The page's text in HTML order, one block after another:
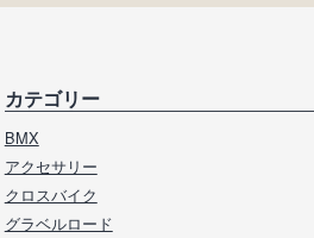
カテゴリー
BMX
アクセサリー
クロスバイク
グラベルロード